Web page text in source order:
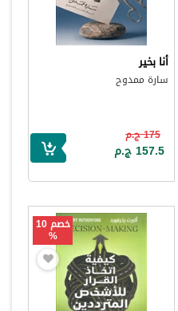
أنا بخير
سارة ممدوح
175 ج.م
157.5 ج.م
خصم 10
%